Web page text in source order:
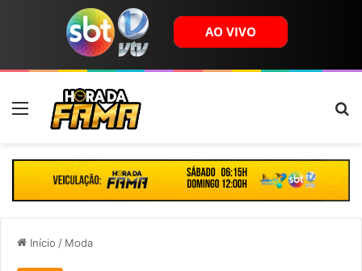
Menu
Início / Moda